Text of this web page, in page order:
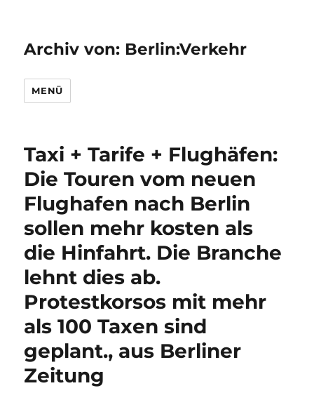
Archiv von: Berlin:Verkehr
MENÜ
Taxi + Tarife + Flughäfen:
Die Touren vom neuen
Flughafen nach Berlin
sollen mehr kosten als
die Hinfahrt. Die Branche
lehnt dies ab.
Protestkorsos mit mehr
als 100 Taxen sind
geplant., aus Berliner
Zeitung